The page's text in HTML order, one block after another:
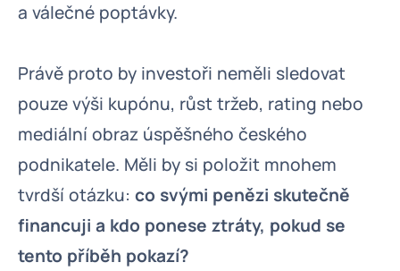
a válečné poptávky.
Právě proto by investoři neměli sledovat
pouze výši kupónu, růst tržeb, rating nebo
mediální obraz úspěšného českého
podnikatele. Měli by si položit mnohem
tvrdší otázku: co svými penězi skutečně
financuji a kdo ponese ztráty, pokud se
tento příběh pokazí?